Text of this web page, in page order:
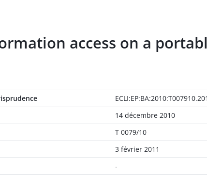
access on a
14 décembre 2010
T 0079/10
3 février 2011
-